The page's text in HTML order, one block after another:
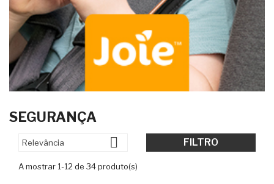
SEGURANÇA
Relevância  FILTRO
A mostrar 1-12 de 34 produto(s)